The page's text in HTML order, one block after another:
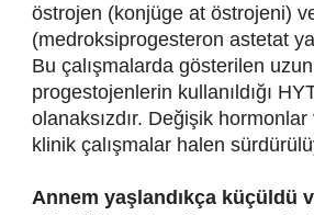
östrojen (konjüge at östrojeni)
(medroksiprogesteron astetat
Bu çalışmalarda gösterilen
progestojenlerin kullanıldığı
olanaksızdır. Değişik
klinik çalışmalar halen
Annem yaşlandıkça küçüldü